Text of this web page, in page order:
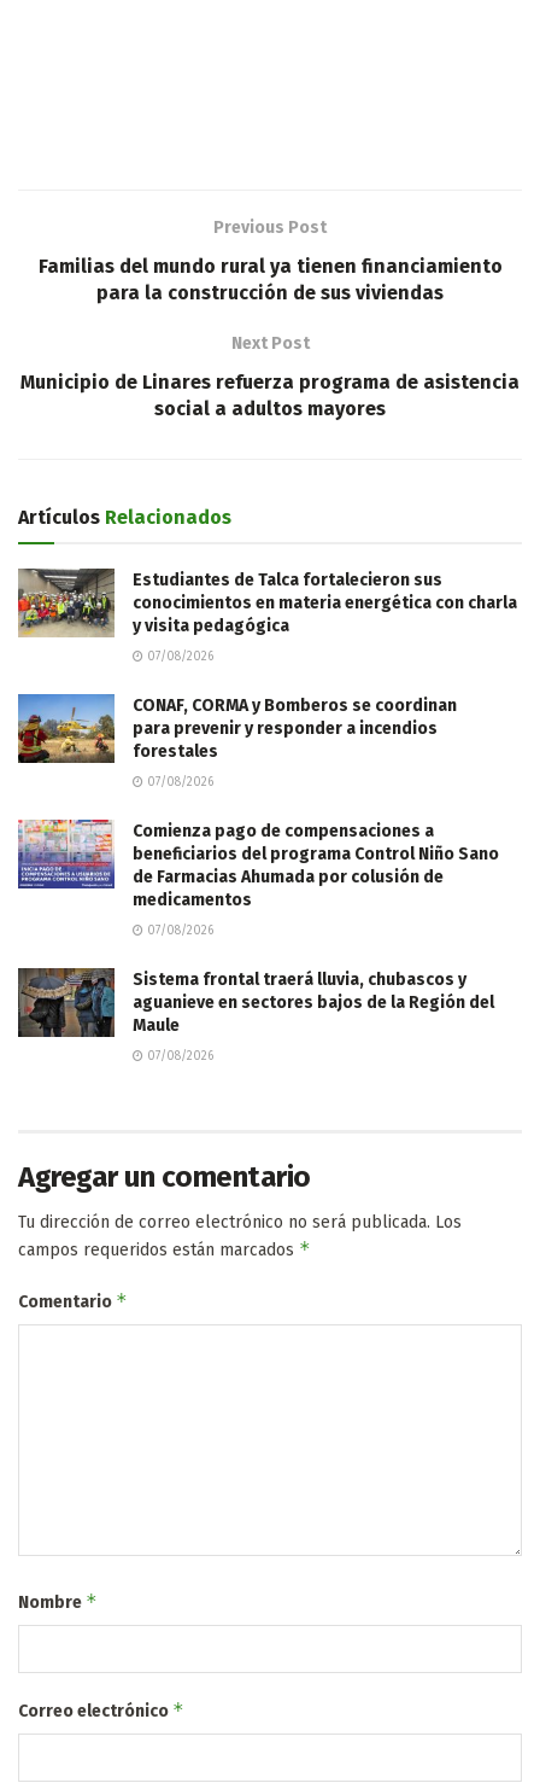
Previous Post
Familias del mundo rural ya tienen financiamiento
para la construcción de sus viviendas
Next Post
Municipio de Linares refuerza programa de asistencia
social a adultos mayores
Artículos Relacionados
Estudiantes de Talca fortalecieron sus
conocimientos en materia energética con charla
y visita pedagógica
07/08/2026
CONAF, CORMA y Bomberos se coordinan
para prevenir y responder a incendios
forestales
07/08/2026
Comienza pago de compensaciones a
beneficiarios del programa Control Niño Sano
de Farmacias Ahumada por colusión de
medicamentos
07/08/2026
Sistema frontal traerá lluvia, chubascos y
aguanieve en sectores bajos de la Región del
Maule
07/08/2026
Agregar un comentario
Tu dirección de correo electrónico no será publicada. Los
campos requeridos están marcados *
Comentario *
Nombre *
Correo electrónico *